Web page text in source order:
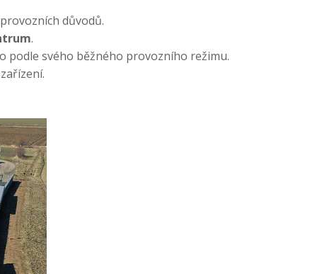
důvodů.
.
podle svého běžného provozního režimu.